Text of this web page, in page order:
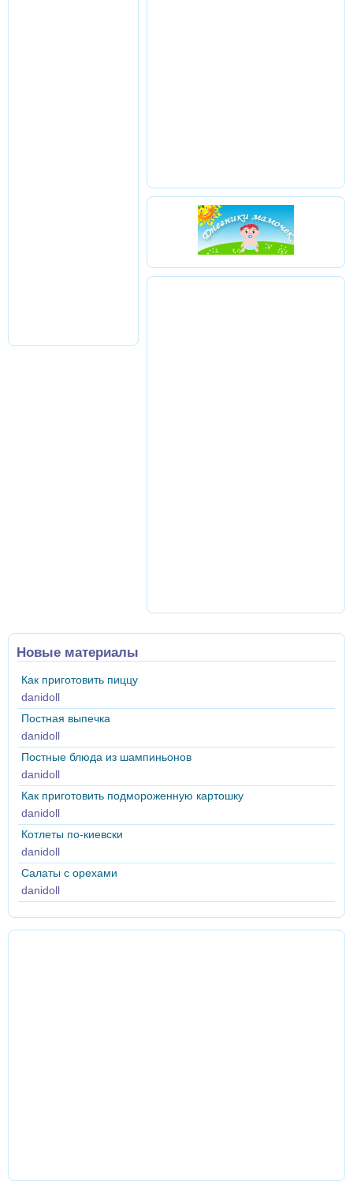
Новые материалы
Как приготовить пиццу
danidoll
Постная выпечка
danidoll
Постные блюда из шампиньонов
danidoll
Как приготовить подмороженную картошку
danidoll
Котлеты по-киевски
danidoll
Салаты с орехами
danidoll